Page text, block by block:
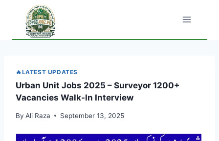
content
🔥LATEST UPDATES
Urban Unit Jobs 2025 – Surveyor 1200+
Vacancies Walk-In Interview
By Ali Raza September 13, 2025